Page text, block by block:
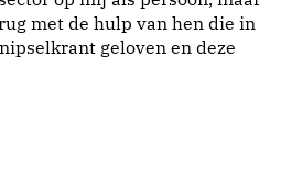
met de hulp van hen die in
geloven en deze